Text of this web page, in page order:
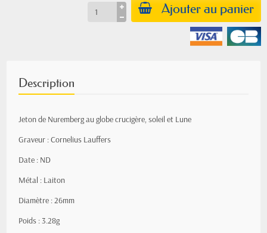
Ajouter au panier
Description
Jeton de Nuremberg au globe crucigère, soleil et Lune
Graveur : Cornelius Lauffers
Date : ND
Métal : Laiton
Diamètre : 26mm
Poids : 3.28g